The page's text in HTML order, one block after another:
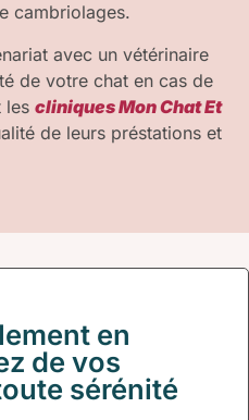
cambriolages.
avec un vétérinaire
de votre chat en cas de
les cliniques Mon Chat Et
de leurs préstations et
en
de vos
sérénité